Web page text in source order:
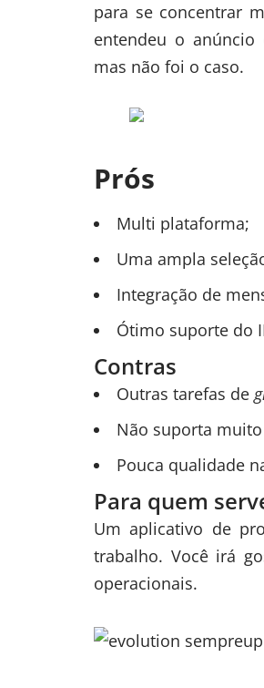
para se concentrar
entendeu o anúncio
mas não foi o caso.
Prós
Multi plataforma;
Uma ampla
Integração de
Ótimo suporte do
Contras
Outras tarefas de
Não suporta
Pouca qualidade
Para quem
Um aplicativo de
trabalho. Você irá
operacionais.